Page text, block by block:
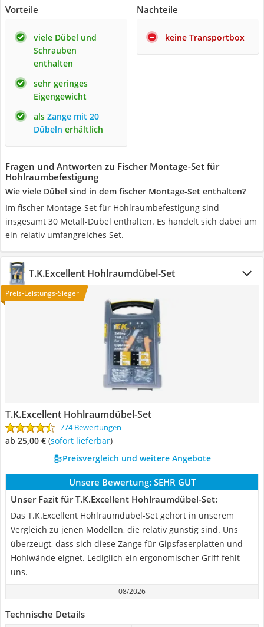
Vorteile
viele Dübel und
Schrauben
enthalten
sehr geringes
Eigengewicht
als Zange mit 20
Dübeln erhältlich
Nachteile
keine Transportbox
Fragen und Antworten zu Fischer Montage-Set für
Hohlraumbefestigung
Wie viele Dübel sind in dem fischer Montage-Set enthalten?
Im fischer Montage-Set für Hohlraumbefestigung sind
insgesamt 30 Metall-Dübel enthalten. Es handelt sich dabei um
ein relativ umfangreiches Set.
T.K.Excellent Hohlraumdübel-Set
Preis-Leistungs-Sieger
T.K.Excellent Hohlraumdübel-Set
774 Bewertungen
ab 25,00 € ( Sofort lieferbar)
Preisvergleich und weitere Angebote
Unsere Bewertung: SEHR GUT
Unser Fazit für T.K.Excellent Hohlraumdübel-Set:
Das T.K.Excellent Hohlraumdübel-Set gehört in unserem
Vergleich zu jenen Modellen, die relativ günstig sind. Uns
überzeugt, dass sich diese Zange für Gipsfaserplatten und
Hohlwände eignet. Lediglich ein ergonomischer Griff fehlt
uns.
08/2026
Technische Details